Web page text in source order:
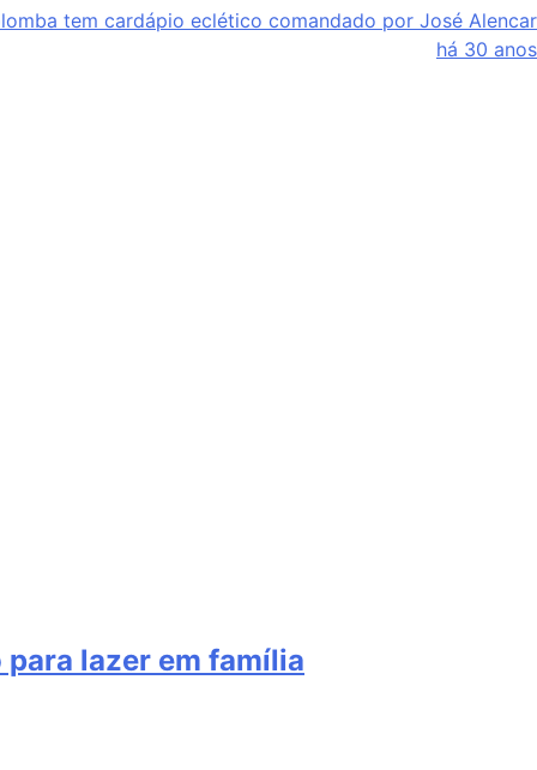
tem cardápio eclético comandado por José Alencar
há 30 anos
lazer em família